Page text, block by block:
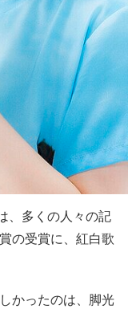
、多くの人々の記
の受賞に、紅白歌
かったのは、脚光